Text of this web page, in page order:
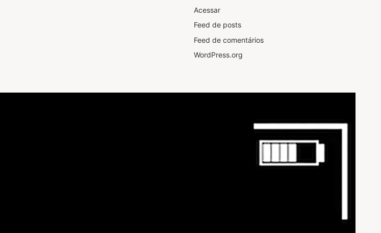
Acessar
Feed de posts
Feed de comentários
WordPress.org